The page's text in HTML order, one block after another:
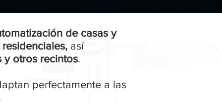
de casas y
así
y otros recintos.
perfectamente a las